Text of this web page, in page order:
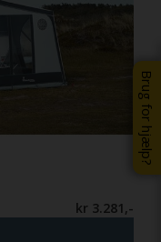
Brug for hjælp?
kr 3.281,-